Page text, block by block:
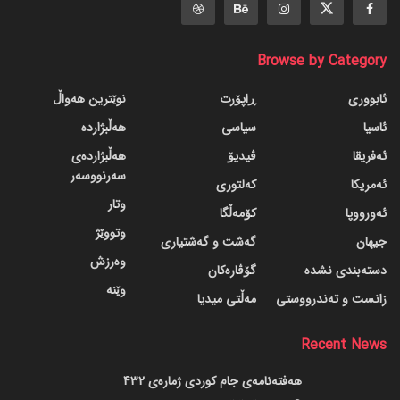
Browse by Category
ئابووری
ئاسیا
ئەفریقا
ئەمریکا
ئەورووپا
جیهان
دسته‌بندی نشده
زانست و تەندرووستی
ڕاپۆرت
سیاسی
ڤیدیۆ
کەلتوری
کۆمەڵگا
گه‌شت و گه‌شتیاری
گۆڤاره‌کان
مەڵتی میدیا
نوێترین هەواڵ
هەڵبژاردە
هەڵبژاردەی
سەرنووسەر
وتار
وتووێژ
وەرزش
وێنە
Recent News
هەفتەنامەی جام کوردی ژمارەی 432